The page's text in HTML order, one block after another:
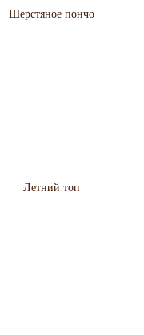
Шерстяное пончо
Летний топ